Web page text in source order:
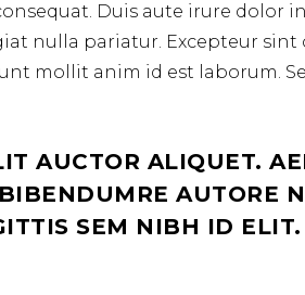
Duis aute irure dolor
nulla pariatur. Excepteur
mollit anim id est laborum.
AUCTOR ALIQUET.
AUTORE
SEM NIBH ID